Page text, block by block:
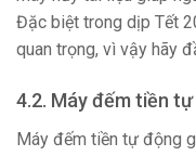
Đặc biệt trong dịp Tết
quan trọng, vì vậy hãy
4.2. Máy đếm tiền
Máy đếm tiền tự động